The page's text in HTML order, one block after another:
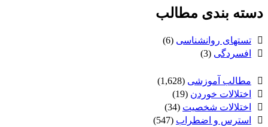
دسته بندی مطالب
تستهای روانشناسی (6)
افسردگی (3)
مطالب آموزشی (1,628)
اختلالات خوردن (19)
اختلالات شخصیت (34)
استرس و اضطراب (547)